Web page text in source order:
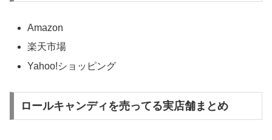
Amazon
楽天市場
Yahoo!ショッピング
ロールキャンディを売ってる実店舗まとめ